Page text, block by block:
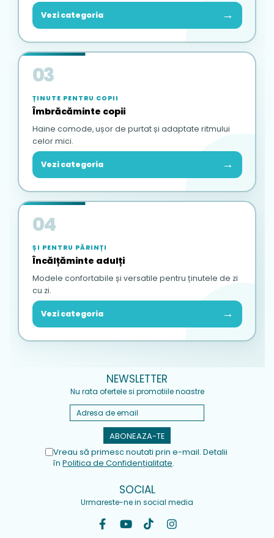
Vezi categoria →
03
ȚINUTE PENTRU COPII
Îmbrăcăminte copii
Haine comode, ușor de purtat și adaptate ritmului
celor mici.
Vezi categoria →
04
ȘI PENTRU PĂRINȚI
Încălțăminte adulți
Modele confortabile și versatile pentru ținutele de zi
cu zi.
Vezi categoria →
NEWSLETTER
Nu rata ofertele si promotiile noastre
Vreau să primesc noutati prin e-mail. Detalii
în Politica de Confidențialitate.
SOCIAL
Urmareste-ne in social media